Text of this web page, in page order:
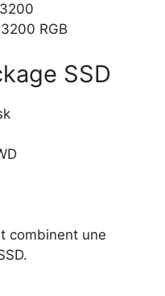
RGB
SSD
combinent une